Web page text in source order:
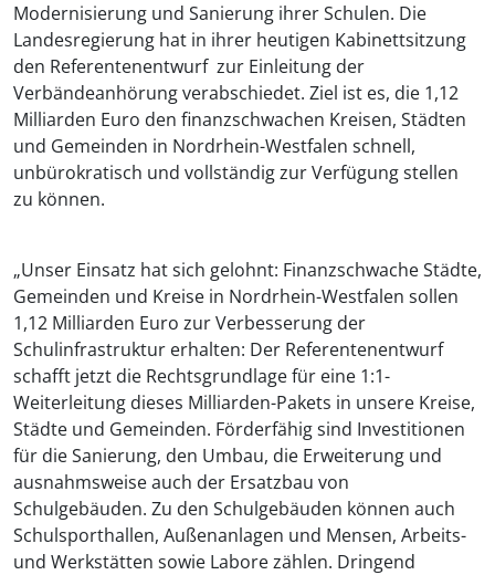
Modernisierung und Sanierung ihrer Schulen. Die
Landesregierung hat in ihrer heutigen Kabinettsitzung
den Referentenentwurf zur Einleitung der
Verbändeanhörung verabschiedet. Ziel ist es, die 1,12
Milliarden Euro den finanzschwachen Kreisen, Städten
und Gemeinden in Nordrhein-Westfalen schnell,
unbürokratisch und vollständig zur Verfügung stellen
zu können.
„Unser Einsatz hat sich gelohnt: Finanzschwache Städte,
Gemeinden und Kreise in Nordrhein-Westfalen sollen
1,12 Milliarden Euro zur Verbesserung der
Schulinfrastruktur erhalten: Der Referentenentwurf
schafft jetzt die Rechtsgrundlage für eine 1:1-
Weiterleitung dieses Milliarden-Pakets in unsere Kreise,
Städte und Gemeinden. Förderfähig sind Investitionen
für die Sanierung, den Umbau, die Erweiterung und
ausnahmsweise auch der Ersatzbau von
Schulgebäuden. Zu den Schulgebäuden können auch
Schulsporthallen, Außenanlagen und Mensen, Arbeits-
und Werkstätten sowie Labore zählen. Dringend